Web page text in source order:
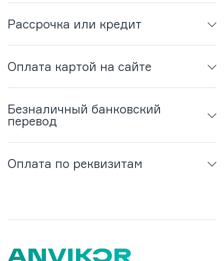
Рассрочка или кредит
Оплата картой на сайте
Безналичный банковский
перевод
Оплата по реквизитам